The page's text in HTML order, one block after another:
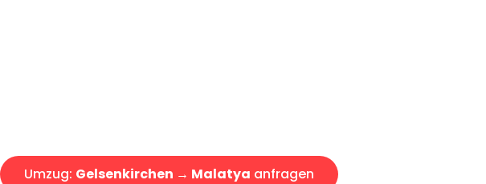
Umzug: Gelsenkirchen → Malatya anfragen